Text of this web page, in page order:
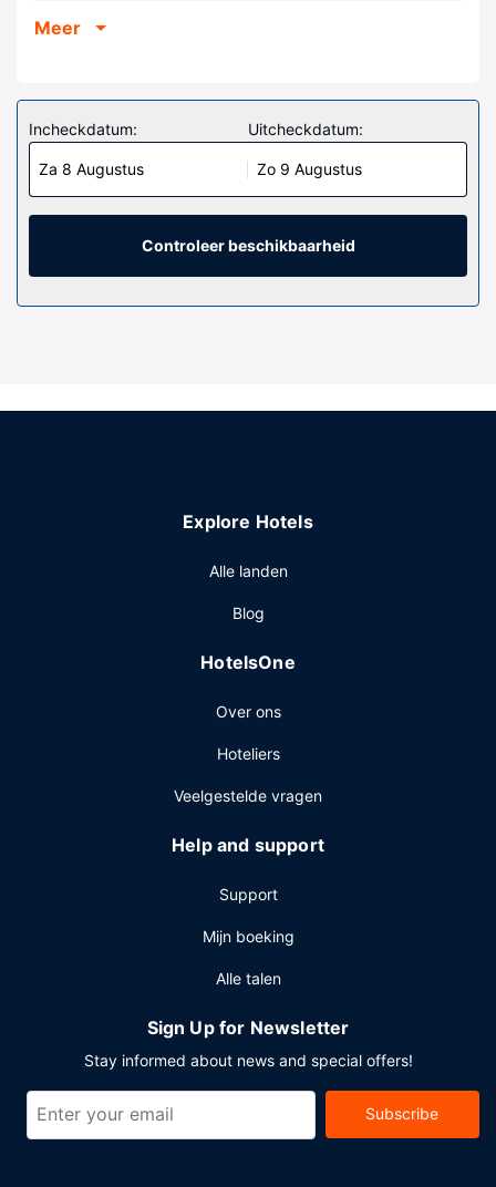
Hills Golf Course en op 11,1 km van Sun Ray Park and
Doe of je thuis bent in één van de 9 individueel
gedecoreerde kamers met een koelkast en een
flatscreentelevisie. Je bed met pillowtop matras komt met
luxe beddengoed. Dankzij gratis wifi blijf je online, terwijl
de tv met satellietzenders zorgt voor het kijkplezier. De
privébadkamers zijn uitgerust met designer toiletartikelen
Algemene voorziening
huwelijksservices en een picknickplaats.
Overige voorzieningen
Enkele van de voorzieningen zijn een businesscentrum,
Ter plaatse heb je gratis parkeerplaatsen.
Meer
Incheckdatum:
Za 8 Augustus
Uitcheckdatum:
Zo 9 Augustus
Controleer beschikbaarheid
Explore Hotels
Alle landen
Blog
HotelsOne
Over ons
Hoteliers
Veelgestelde vragen
Help and support
Support
Mijn boeking
Alle talen
Sign Up for Newsletter
Stay informed about news and special offers!
Subscribe